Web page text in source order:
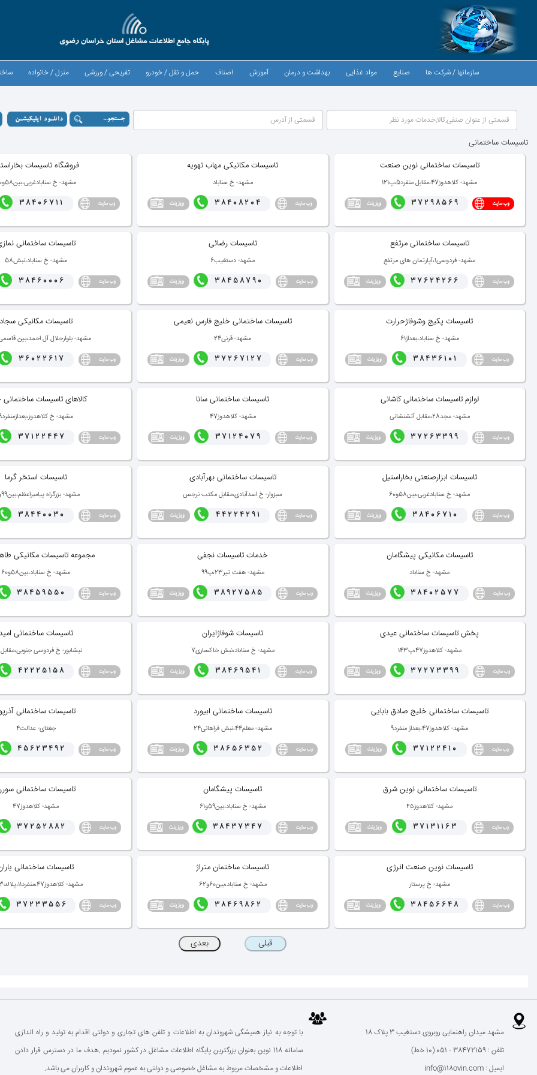
سازمانها / شركت ها صنایع مواد غذایی بهداشت و درمان آموزش اصناف حمل و نقل / خودرو تفریحی / ورزشی منزل / خانواده
تاسیسات ساختمانی
تاسیسات ساختمانی نوین صنعت
مشهد- كلاهدوز47،مقابل منفرد5،پ121
37298569
تاسیسات مكانیكی مهاب تهویه
مشهد- خ سناباد
38408204
فروشگاه تاسیسات
مشهد- خ سنابادغربی،بین58و60
38406711
تاسیسات ساختمانی مرتفع
مشهد- فردوسی1،آپارتمان های مرتفع
37624266
تاسیسات رضائی
مشهد- دستغیب6
38458790
تاسیسات ساختمانی
مشهد- خ سناباد،نبش58
38460006
تاسیسات پكیج وشوفاژحرارت
مشهد- خ سناباد،بعداز61
38436101
تاسیسات ساختمانی خلیج فارس نعیمی
مشهد- قرنی24
37267127
تاسیسات مكانیكی
مشهد- بلوارجلال آل احمد،بین
36022617
لوازم تاسیسات ساختمانی كاشانی
مشهد- مجد28،مقابل آتشنشانی
37263399
تاسیسات ساختمانی سانا
مشهد- كلاهدوز47
37124079
كالاهای تاسیسات
مشهد- خ كلاهدوز،بعدازمنفرد9
37122447
تاسیسات ابزارصنعتی بخاراستیل
مشهد- خ سنابادغربی،بین58و60
38406710
تاسیسات ساختمانی بهرآبادی
سبزوار- خ اسدآبادی،مقابل مكتب نرجس
44224291
تاسیسات استخر گرما
مشهد- بزرگراه پیامبراعظم،بین99و101
38440030
تاسیسات مكانیكی پیشگامان
مشهد- خ سناباد
38402577
خدمات تاسیسات نجفی
مشهد- هفت تیر23،پ99
38927585
مجموعه تاسیسات مكانیكی
مشهد- خ سناباد،بین58و60
38459550
پخش تاسیسات ساختمانی عیدی
مشهد- كلاهدوز47،پ143
37273399
تاسیسات شوفاژایران
مشهد- خ سناباد،نبش خاكساری7
38469541
تاسیسات ساختمانی
نیشابور- خ فردوسی جنوبی،مقابل2/3
42225158
تاسیسات ساختمانی خلیج صادق بابایی
مشهد- كلاهدوز47،بعداز منفرد9
37122410
تاسیسات ساختمانی ابیورد
مشهد- معلم44،نبش فراهانی24
38656352
تاسیسات ساختمانی
جغتای- عدالت4
45623492
تاسیسات ساختمانی نوین شرق
مشهد- كلاهدوز۴۵
37131163
تاسیسات پیشگامان
مشهد- خ سناباد،بین59و61
38437347
تاسیسات ساختمانی
مشهد- كلاهدوز47
37252882
تاسیسات نوین صنعت انرژی
مشهد- خ پرستار
38456648
تاسیسات ساختمان متراژ
مشهد- خ سناباد،بین60و62
38469862
تاسیسات ساختمانی
مشهد- كلاهدوز47،منفرد11،پلاك40/3
37233556
با توجه به نیاز همیشگی شهروندان به اطلاعات و تلفن های تجاری و دولتی اقدام به تولید و راه اندازی
سامانه 118 نوین بعنوان بزرگترین پایگاه اطلاعات مشاغل در کشور نمودیم .هدف ما در دسترس قرار دادن
اطلاعات و مشخصات مریوط به مشاغل خصوصی و دولتی به عموم شهروندان و کاربران می باشد.
مشهد میدان راهنمایی روبروی دستغیب 3 پلاک 18
تلفن : 38472159 - 051 (10 خط)
ایمیل : info@118ovin.com